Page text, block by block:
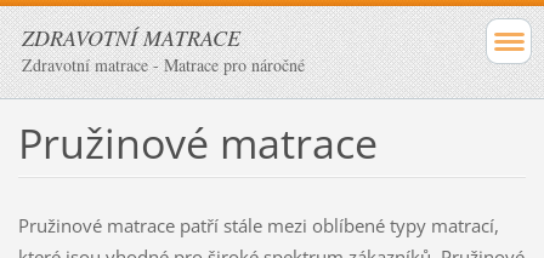
ZDRAVOTNÍ MATRACE
Zdravotní matrace - Matrace pro náročné
Pružinové matrace
Pružinové matrace patří stále mezi oblíbené typy matrací,